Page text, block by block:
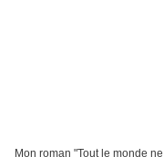
Mon roman "Tout le monde